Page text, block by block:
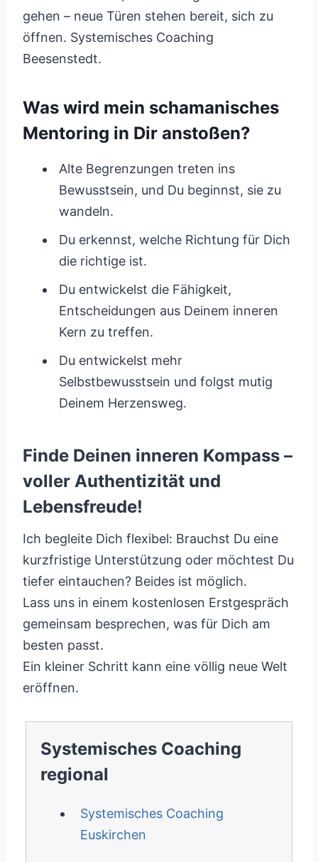
gehen – neue Türen stehen bereit, sich zu
öffnen. Systemisches Coaching
Beesenstedt.
Was wird mein schamanisches
Mentoring in Dir anstoßen?
Alte Begrenzungen treten ins
Bewusstsein, und Du beginnst, sie zu
wandeln.
Du erkennst, welche Richtung für Dich
die richtige ist.
Du entwickelst die Fähigkeit,
Entscheidungen aus Deinem inneren
Kern zu treffen.
Du entwickelst mehr
Selbstbewusstsein und folgst mutig
Deinem Herzensweg.
Finde Deinen inneren Kompass –
voller Authentizität und
Lebensfreude!
Ich begleite Dich flexibel: Brauchst Du eine
kurzfristige Unterstützung oder möchtest Du
tiefer eintauchen? Beides ist möglich.
Lass uns in einem kostenlosen Erstgespräch
gemeinsam besprechen, was für Dich am
besten passt.
Ein kleiner Schritt kann eine völlig neue Welt
eröffnen.
Systemisches Coaching
regional
Systemisches Coaching
Euskirchen